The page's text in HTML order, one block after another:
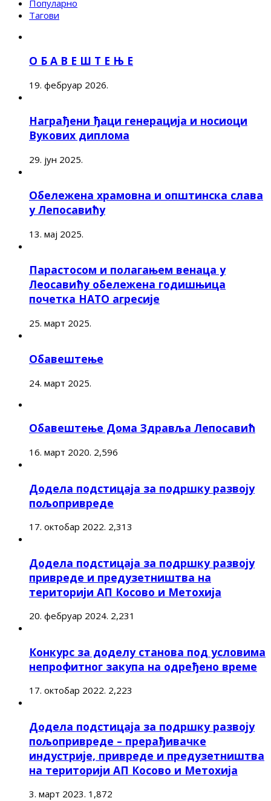
Популарно
Тагови
О Б А В Е Ш Т Е Њ Е
19. фебруар 2026.
Награђени ђаци генерација и носиоци
Вукових диплома
29. јун 2025.
Обележена храмовна и општинска слава
у Лепосавићу
13. мај 2025.
Парастосом и полагањем венаца у
Леосавићу обележена годишњица
почетка НАТО агресије
25. март 2025.
Обавештење
24. март 2025.
Обавештење Дома Здравља Лепосавић
16. март 2020. 2,596
Додела подстицаја за подршку развоју
пољопривреде
17. октобар 2022. 2,313
Додела подстицаја за подршку развоју
привреде и предузетништва на
територији АП Косово и Метохија
20. фебруар 2024. 2,231
Конкурс за доделу станова под условима
непрофитног закупа на одређено време
17. октобар 2022. 2,223
Додела подстицаја за подршку развоју
пољопривреде – прерађивачке
индустрије, привреде и предузетништва
на територији АП Косово и Метохија
3. март 2023. 1,872